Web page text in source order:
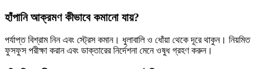
হাঁপানি আক্রমণ কীভাবে কমানো যায়?
পর্যাপ্ত বিশ্রাম নিন এবং স্ট্রেস কমান। ধুলাবালি ও ধোঁয়া থেকে দূরে থাকুন। নিয়মিত
ফুসফুস পরীক্ষা করান এবং ডাক্তারের নির্দেশনা মেনে ওষুধ গ্রহণ করুন।